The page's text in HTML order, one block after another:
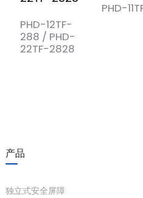
PHD-12TF-
288 / PHD-
22TF-2828
PHD-
产品
独立式安全屏障